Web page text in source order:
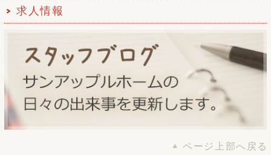
求人情報
ページ上部へ戻る